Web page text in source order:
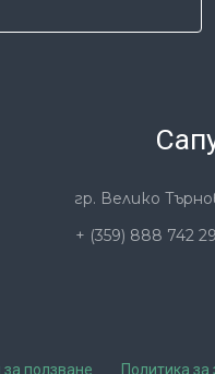
гр. Велико
+ (359) 888 742
ползване Политика